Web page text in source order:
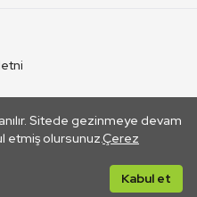
Sitede gezinmeye devam
etmiş olursunuz.Çerez
Kabul et
yoluyla gidilen dış